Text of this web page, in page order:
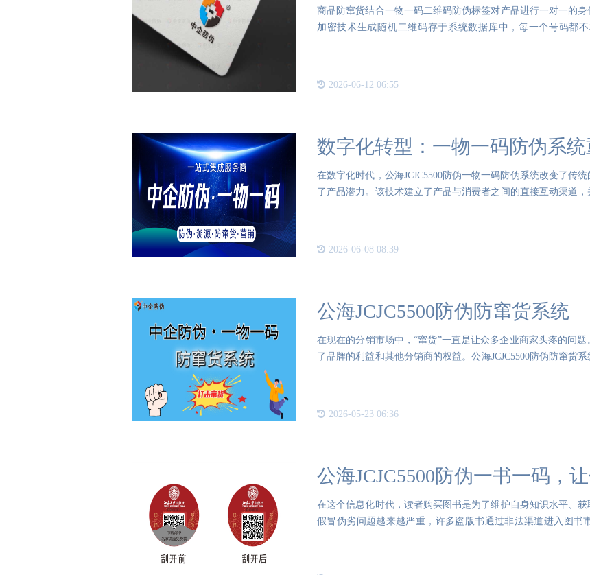
商品防窜货结合一物一码二维码防伪标签对产品进行一对一的
加密技术生成随机二维码存于系统数据库中，每一个号码都
2026-06-12 06:55
数字化转型：一物一码防伪系
在数字化时代，公海JCJC5500防伪一物一码防伪系统改变了传
了产品潜力。该技术建立了产品与消费者之间的直接互动渠道
2026-06-08 08:39
公海JCJC5500防伪防窜货系统
在现在的分销市场中，“窜货”一直是让众多企业商家头疼的问
了品牌的利益和其他分销商的权益。公海JCJC5500防伪防窜货
2026-05-23 06:36
公海JCJC5500防伪一书一码，
在这个信息化时代，读者购买图书是为了维护自身知识水平、
假冒伪劣问题越来越严重，许多盗版书通过非法渠道进入图书